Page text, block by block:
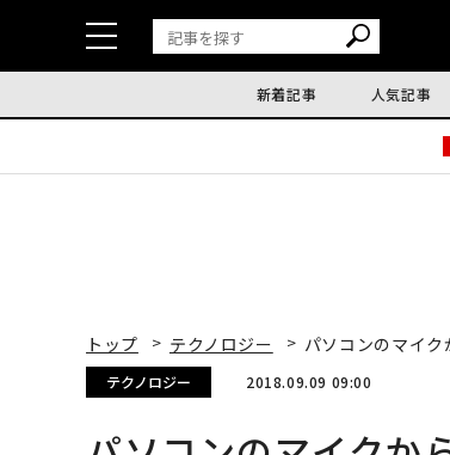
新着記事 人気記事
トップ テクノロジー パソコンのマイ
テクノロジー 2018.09.09 09:00